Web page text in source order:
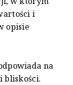
i
opisie
na
bliskości.